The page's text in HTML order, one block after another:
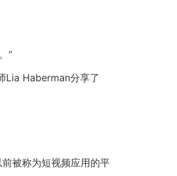
”
Lia Haberman分享了
被称为短视频应用的平